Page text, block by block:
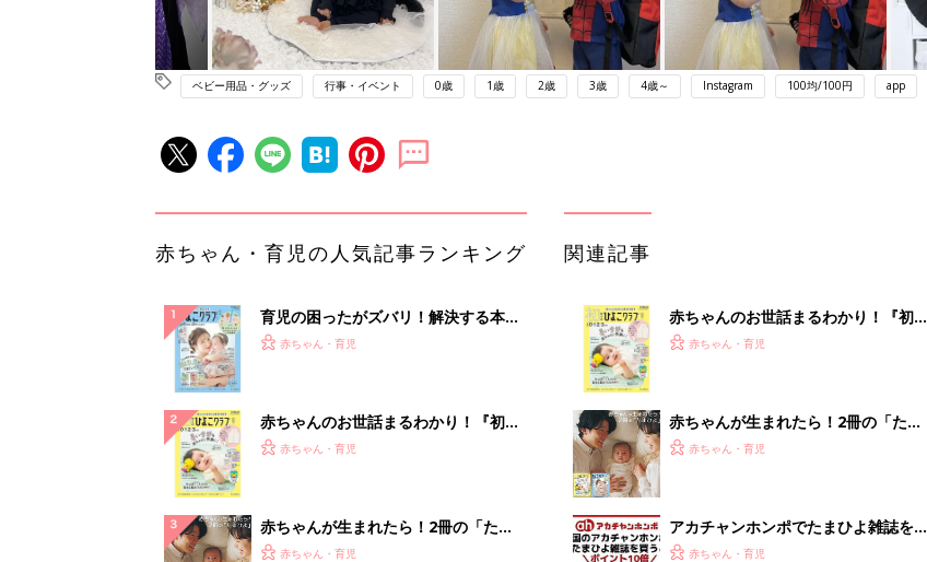
ベビー用品・グッズ 行事・イベント 0歳 1歳 2歳 3歳 4歳～ Instagram 100均/100円 app
赤ちゃん・育児の人気記事ランキング
育児の困ったがズバリ！解決する本
『ひよこクラブ 夏号』 4カ月～2才
赤ちゃん・育児
赤ちゃんのお世話まるわかり！『初め
てのひよこクラブ 夏号』〈巻頭大特
赤ちゃん・育児
赤ちゃんが生まれたら！2冊の「たま
ひよ」
赤ちゃん・育児
関連記事
赤ちゃんのお世話まるわかり！『初め
てのひよこクラブ 夏号』〈巻頭大特
赤ちゃん・育児
赤ちゃんが生まれたら！2冊の「たま
ひよ」
赤ちゃん・育児
アカチャンホンポでたまひよ雑誌を買
うとポイント10倍【期間限定】
赤ちゃん・育児